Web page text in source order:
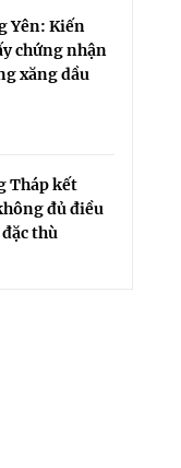
Yên: Kiến
chứng nhận
xăng dầu
Tháp kết
đủ điều
thù